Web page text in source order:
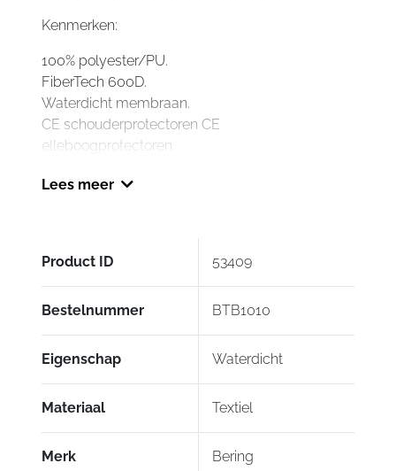
Kenmerken:
100% polyester/PU.
FiberTech 600D.
Waterdicht membraan.
CE schouderprotectoren CE
elleboogprotectoren.
Lees meer
Product ID 53409
Bestelnummer BTB1010
Eigenschap Waterdicht
Materiaal Textiel
Merk Bering